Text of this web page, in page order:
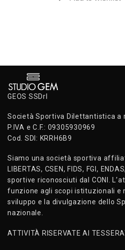
GEOS SSDrl
Società Sportiva Dilettantistica a
P.IVA e C.F.: 09305930969
Cod. SDI: KRRH6B9
Siamo una società sportiva
LIBERTAS, CSEN, FIDS, FGI,
sportive riconosciuti dal CONI.
funzione agli scopi istituzionali e
sviluppo e la divulgazione dello
nazionale.
ATTIVITÀ RISERVATE AI